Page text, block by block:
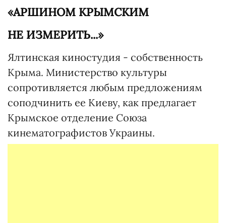
«АРШИНОМ КРЫМСКИМ
НЕ ИЗМЕРИТЬ...»
Ялтинская киностудия - собственность
Крыма. Министерство культуры
сопротивляется любым предложениям
соподчинить ее Киеву, как предлагает
Крымское отделение Союза
кинематографистов Украины.